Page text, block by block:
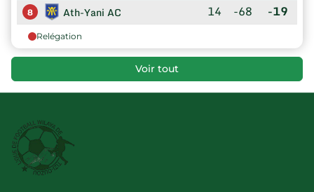
8 Ath-Yani AC 14 -68 -19
Relégation
Voir tout